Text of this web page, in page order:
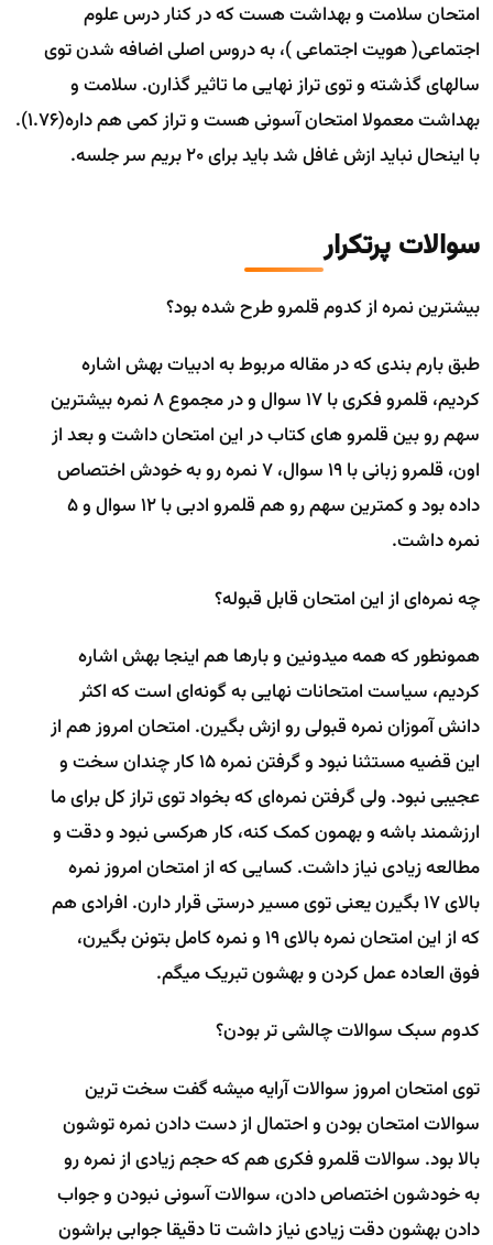
امتحان سلامت و بهداشت هست که در کنار درس علوم
اجتماعی( هویت اجتماعی )، به دروس اصلی اضافه شدن توی
سالهای گذشته و توی تراز نهایی ما تاثیر گذارن. سلامت و
بهداشت معمولا امتحان آسونی هست و تراز کمی هم داره(1.76).
با اینحال نباید ازش غافل شد باید برای 20 بریم سر جلسه.
سوالات پرتکرار
بیشترین نمره از کدوم قلمرو طرح شده بود؟
طبق بارم بندی که در مقاله مربوط به ادبیات بهش اشاره
کردیم، قلمرو فکری با 17 سوال و در مجموع 8 نمره بیشترین
سهم رو بین قلمرو های کتاب در این امتحان داشت و بعد از
اون، قلمرو زبانی با 19 سوال، 7 نمره رو به خودش اختصاص
داده بود و کمترین سهم رو هم قلمرو ادبی با 12 سوال و 5
نمره داشت.
چه نمره‌ای از این امتحان قابل قبوله؟
همونطور که همه میدونین و بارها هم اینجا بهش اشاره
کردیم، سیاست امتحانات نهایی به گونه‌ای است که اکثر
دانش آموزان نمره قبولی رو ازش بگیرن. امتحان امروز هم از
این قضیه مستثنا نبود و گرفتن نمره 15 کار چندان سخت و
عجیبی نبود. ولی گرفتن نمره‌ای که بخواد توی تراز کل برای ما
ارزشمند باشه و بهمون کمک کنه، کار هرکسی نبود و دقت و
مطالعه زیادی نیاز داشت. کسایی که از امتحان امروز نمره
بالای 17 بگیرن یعنی توی مسیر درستی قرار دارن. افرادی هم
که از این امتحان نمره بالای 19 و نمره کامل بتونن بگیرن،
فوق العاده عمل کردن و بهشون تبریک میگم.
کدوم سبک سوالات چالشی تر بودن؟
توی امتحان امروز سوالات آرایه میشه گفت سخت ترین
سوالات امتحان بودن و احتمال از دست دادن نمره توشون
بالا بود. سوالات قلمرو فکری هم که حجم زیادی از نمره رو
به خودشون اختصاص دادن، سوالات آسونی نبودن و جواب
دادن بهشون دقت زیادی نیاز داشت تا دقیقا جوابی براشون